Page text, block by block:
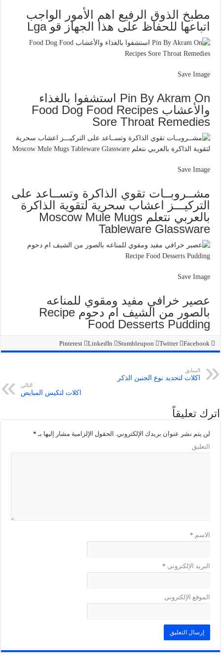
مطبخ الذوق الرفيع اهم الأمور الواجب
اتباعها للحفاظ على هذا الجهاز قو Lga
Save Image
Pin By Akram On استشفوا بالغذاء
والأعشاب Food Dog Food Recipes
Sore Throat Remedies
Save Image
مشــروبــات تقوي الذاكرة وتســاعد على
التركيـــز اعشاب سحرية لتقوية الذاكرة
بالعربي نتعلم Moscow Mule Mugs
Tableware Glassware
Save Image
عصير خرافي مفيد ومقوي للمناعه
بالصور من الشيف ام دحوم Recipe
Food Desserts Pudding
Facebook
Twitter
Stumbleupon
LinkedIn
Pinterest
السابق
اكلات لتحديد نوع الجنين الذكر
التالي
اكلات لتكيس المبايض
اترك تعليقاً
لن يتم نشر عنوان بريدك الإلكتروني. الحقول الإلزامية مشار إليها بـ *
التعليق
الاسم *
البريد الإلكتروني *
الموقع الإلكتروني